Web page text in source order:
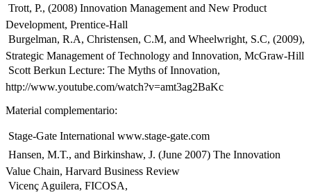
 Trott, P., (2008) Innovation Management and New Product
Development, Prentice-Hall
 Burgelman, R.A, Christensen, C.M, and Wheelwright, S.C, (2009),
Strategic Management of Technology and Innovation, McGraw-Hill
 Scott Berkun Lecture: The Myths of Innovation,
http://www.youtube.com/watch?v=amt3ag2BaKc
Material complementario:
 Stage-Gate International www.stage-gate.com
 Hansen, M.T., and Birkinshaw, J. (June 2007) The Innovation
Value Chain, Harvard Business Review
 Vicenç Aguilera, FICOSA,